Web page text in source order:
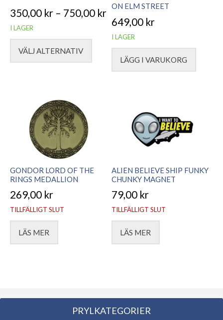
350,00 kr – 750,00 kr
Prisintervall:
350,00 kr
till
I LAGER
VÄLJ ALTERNATIV
varianter.
alternativen
kan
väljas
på
ON ELM STREET
649,00 kr
I LAGER
LÄGG I VARUKORG
GONDOR LORD OF THE
RINGS MEDALLION
269,00 kr
TILLFÄLLIGT SLUT
LÄS MER
ALIEN BELIEVE SHIP FUNKY
CHUNKY MAGNET
79,00 kr
TILLFÄLLIGT SLUT
LÄS MER
PRYLKATEGORIER